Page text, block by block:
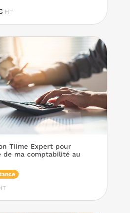
HT
Tiime Expert pour
de ma comptabilité au